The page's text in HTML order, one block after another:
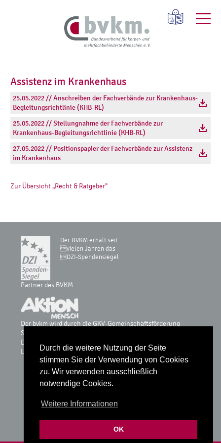
Durch die weitere Nutzung der Seite
stimmen Sie der Verwendung von Cookies
zu. Wir verwenden ausschließlich
notwendige Cookies.
Weitere Informationen
OK
Assistenz im Krankenhaus
25.05.2022 // Anschreiben der Fachverbände zur Krankenhaus-
Begleitungsrichtlinie (KHB-RL)
25.05.2022 // Stellungnahme der Fachverbände zur
Krankenhaus-Begleitungsrichtlinie (KHB-RL)
27.05.2022 // Positionspapier der Fachverbände zur Assistenz
im Krankenhaus
Zur Übersicht „Recht & Ratgeber”
Der BVKM erhält seit
vielen Jahren das
DZI-Spendensiegel
Partner des BVKM
Der bvkm wird durch die GKV-Gemeinschaftsförderung
Selbsthilfe auf Bundesebene, vdek, AOK-Bundesverband, BKK
Dachverband, IKK, Knappschaft & Sozialversicherung für
Landwirtschaft, Forsten und Gartenbau gefördert.